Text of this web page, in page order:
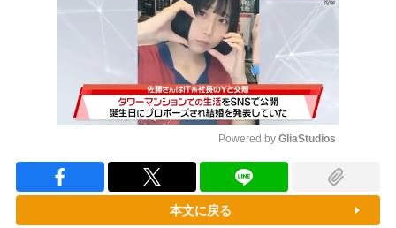
Powered by GliaStudios
本文に戻る